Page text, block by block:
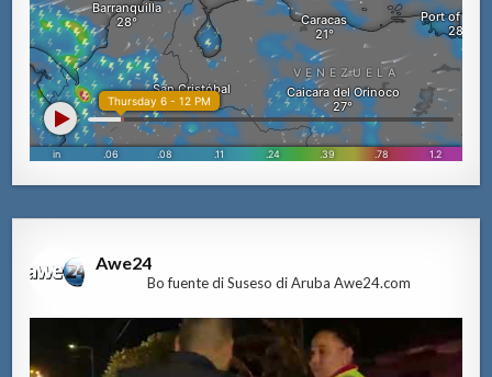
Awe24
Bo fuente di Suseso di Aruba Awe24.com